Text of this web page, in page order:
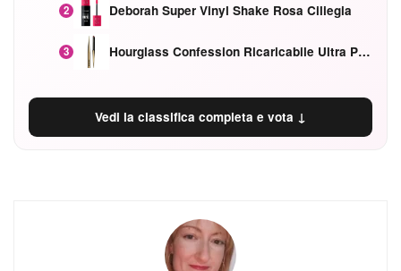
2 Deborah Super Vinyl Shake Rosa Ciliegia
3 Hourglass Confession Ricaricabile Ultra Preciso Ad Alta Intensità Secretly Classic Red
Vedi la classifica completa e vota ↓